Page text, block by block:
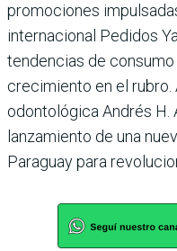
promociones
internacional Pedidos
tendencias de
crecimiento en el rubro.
odontológica Andrés
lanzamiento de una
Paraguay para